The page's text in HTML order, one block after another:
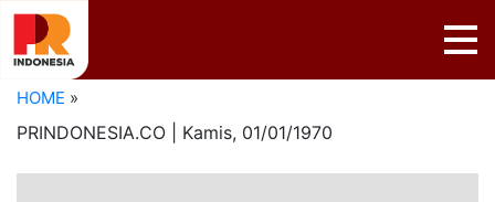
HOME »
PRINDONESIA.CO | Kamis, 01/01/1970